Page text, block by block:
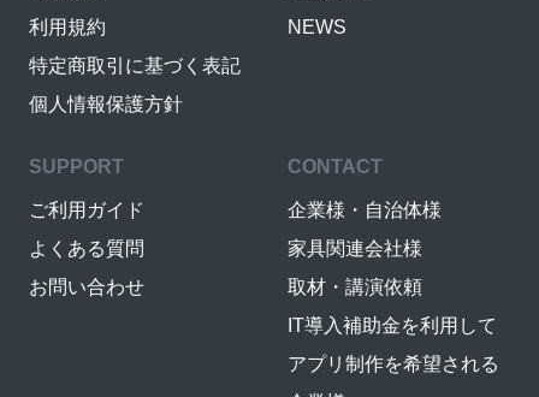
利用規約
特定商取引に基づく表記
個人情報保護方針
NEWS
SUPPORT
ご利用ガイド
よくある質問
お問い合わせ
CONTACT
企業様・自治体様
家具関連会社様
取材・講演依頼
IT導入補助金を利用して
アプリ制作を希望される